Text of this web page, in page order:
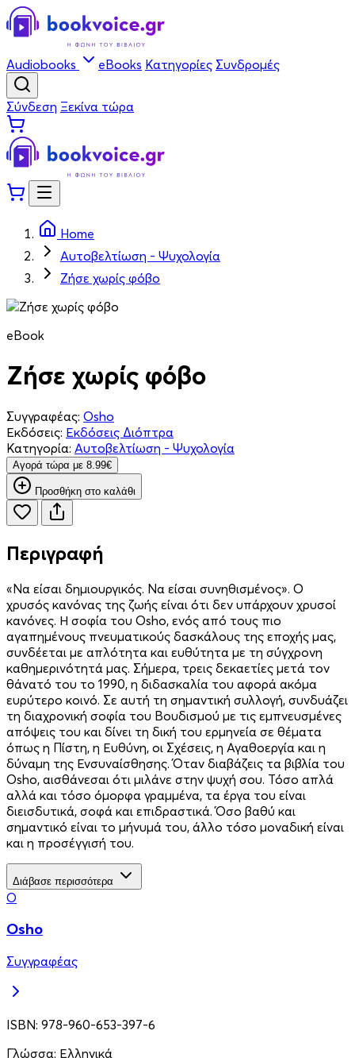
Audiobooks eBooks Κατηγορίες Συνδρομές
Σύνδεση Ξεκίνα τώρα
Home
Αυτοβελτίωση - Ψυχολογία
Ζήσε χωρίς φόβο
eBook
Ζήσε χωρίς φόβο
Συγγραφέας: Osho
Εκδόσεις: Εκδόσεις Διόπτρα
Κατηγορία: Αυτοβελτίωση - Ψυχολογία
Aγορά τώρα με 8.99€
Προσθήκη στο καλάθι
Περιγραφή
«Να είσαι δημιουργικός. Να είσαι συνηθισμένος». Ο
χρυσός κανόνας της ζωής είναι ότι δεν υπάρχουν χρυσοί
κανόνες. Η σοφία του Osho, ενός από τους πιο
αγαπημένους πνευματικούς δασκάλους της εποχής μας,
συνδέεται με απλότητα και ευθύτητα με τη σύγχρονη
καθημερινότητά μας. Σήμερα, τρεις δεκαετίες μετά τον
θάνατό του το 1990, η διδασκαλία του αφορά ακόμα
ευρύτερο κοινό. Σε αυτή τη σημαντική συλλογή, συνδυάζει
τη διαχρονική σοφία του Βουδισμού με τις εμπνευσμένες
απόψεις του και δίνει τη δική του ερμηνεία σε θέματα
όπως η Πίστη, η Ευθύνη, οι Σχέσεις, η Αγαθοεργία και η
δύναμη της Ενσυναίσθησης. Όταν διαβάζεις τα βιβλία του
Osho, αισθάνεσαι ότι μιλάνε στην ψυχή σου. Τόσο απλά
αλλά και τόσο όμορφα γραμμένα, τα έργα του είναι
διεισδυτικά, σοφά και επιδραστικά. Όσο βαθύ και
σημαντικό είναι το μήνυμά του, άλλο τόσο μοναδική είναι
και η προσέγγισή του.
Διάβασε περισσότερα
O
Osho
Συγγραφέας
ISBN: 978-960-653-397-6
Γλώσσα: Ελληνικά